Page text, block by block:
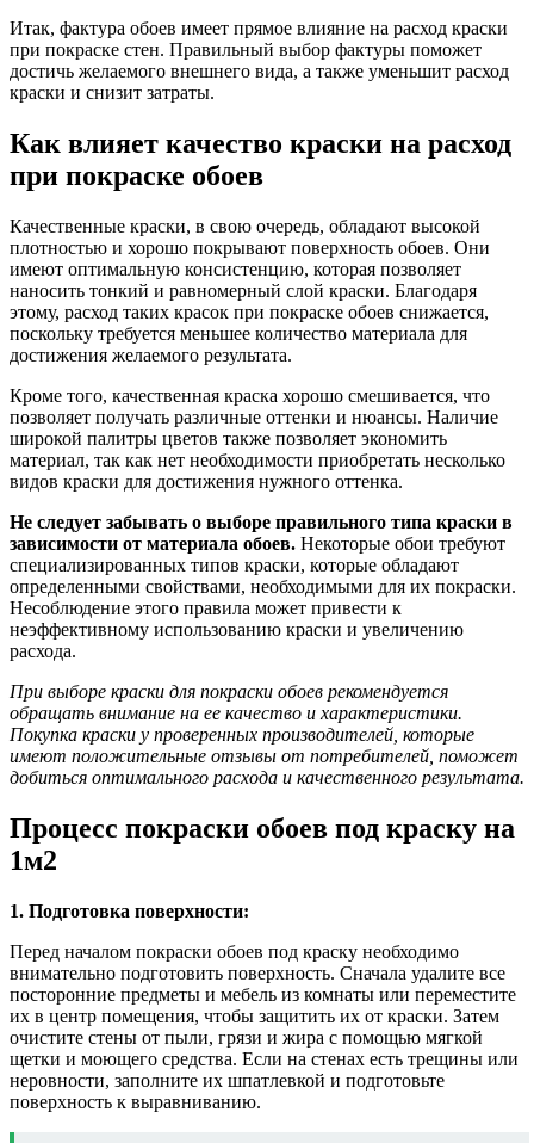
Итак, фактура обоев имеет прямое влияние на расход краски
при покраске стен. Правильный выбор фактуры поможет
достичь желаемого внешнего вида, а также уменьшит расход
краски и снизит затраты.
Как влияет качество краски на расход
при покраске обоев
Качественные краски, в свою очередь, обладают высокой
плотностью и хорошо покрывают поверхность обоев. Они
имеют оптимальную консистенцию, которая позволяет
наносить тонкий и равномерный слой краски. Благодаря
этому, расход таких красок при покраске обоев снижается,
поскольку требуется меньшее количество материала для
достижения желаемого результата.
Кроме того, качественная краска хорошо смешивается, что
позволяет получать различные оттенки и нюансы. Наличие
широкой палитры цветов также позволяет экономить
материал, так как нет необходимости приобретать несколько
видов краски для достижения нужного оттенка.
Не следует забывать о выборе правильного типа краски в
зависимости от материала обоев. Некоторые обои требуют
специализированных типов краски, которые обладают
определенными свойствами, необходимыми для их покраски.
Несоблюдение этого правила может привести к
неэффективному использованию краски и увеличению
расхода.
При выборе краски для покраски обоев рекомендуется
обращать внимание на ее качество и характеристики.
Покупка краски у проверенных производителей, которые
имеют положительные отзывы от потребителей, поможет
добиться оптимального расхода и качественного результата.
Процесс покраски обоев под краску на
1м2
1. Подготовка поверхности:
Перед началом покраски обоев под краску необходимо
внимательно подготовить поверхность. Сначала удалите все
посторонние предметы и мебель из комнаты или переместите
их в центр помещения, чтобы защитить их от краски. Затем
очистите стены от пыли, грязи и жира с помощью мягкой
щетки и моющего средства. Если на стенах есть трещины или
неровности, заполните их шпатлевкой и подготовьте
поверхность к выравниванию.